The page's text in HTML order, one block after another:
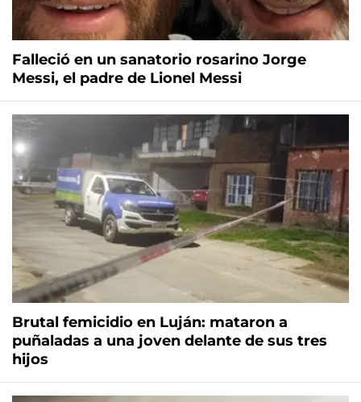
Falleció en un sanatorio rosarino Jorge
Messi, el padre de Lionel Messi
Brutal femicidio en Luján: mataron a
puñaladas a una joven delante de sus tres
hijos